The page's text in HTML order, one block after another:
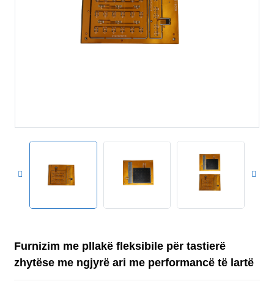
Furnizim me pllakë fleksibile për tastierë
zhytëse me ngjyrë ari me performancë të lartë